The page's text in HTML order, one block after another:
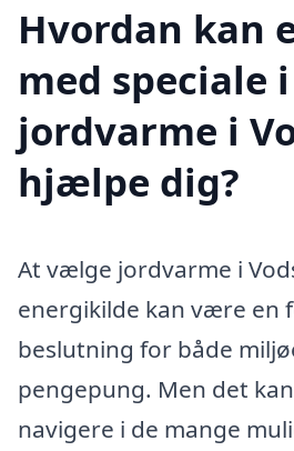
Hvordan kan
med speciale i
jordvarme i
hjælpe dig?
At vælge jordvarme i
energikilde kan være en
beslutning for både
pengepung. Men det
navigere i de mange